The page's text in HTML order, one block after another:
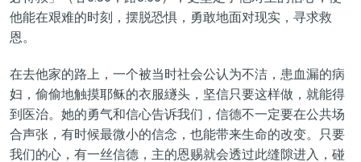
他能在艰难的时刻，摆脱恐惧，勇敢地面对现实，寻求救
恩。
在去他家的路上，一个被当时社会公认为不洁，患血漏的病
妇，偷偷地触摸耶稣的衣服繸头，坚信只要这样做，就能得
到医治。她的勇气和信心告诉我们，信德不一定要在公共场
合声张，有时候最微小的信念，也能带来生命的改变。只要
我们的心，有一丝信德，主的恩赐就会透过此缝隙进入，碰